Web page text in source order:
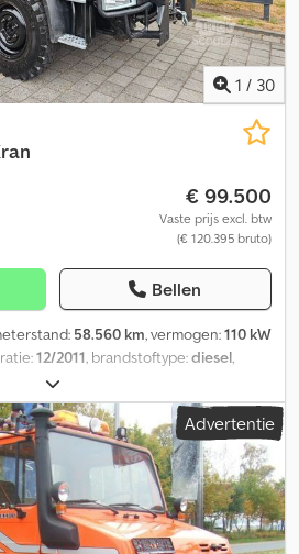
1 / 30
€ 99.500
Vaste prijs excl. btw
(€ 120.395 bruto)
Bellen
58.560 km, vermogen:110 kW
12/2011, brandstoftype:diesel,
, asconfiguratie:
, emissieklasse:Euro 5, totale
2.400 mm, totale hoogte:3.560
mm , laadruimtebreedte:2.450 mm,
ABS, kraan, vierwielaandrijving,
Erstzulassung EPS Getriebe 58.560 Km.
Reifen:335/80 R20 60%
Cm. 135 Lt. Tank
Advertentie